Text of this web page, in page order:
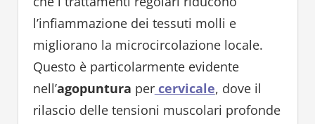
l’infiammazione dei tessuti molli e
migliorano la microcircolazione locale.
Questo è particolarmente evidente
nell’agopuntura percervicale, dove il
rilascio delle tensioni muscolari profonde